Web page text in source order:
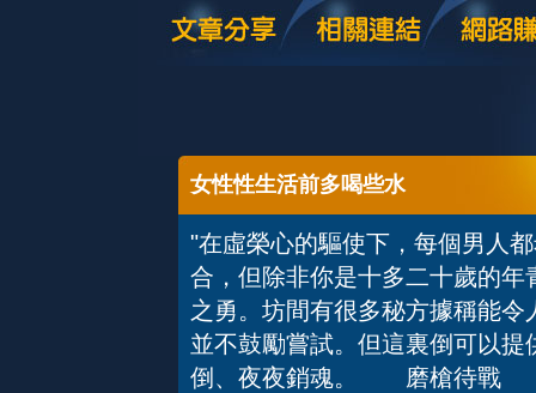
女性性生活前多喝些水
"在虛榮心的驅使下，每個男人
合，但除非你是十多二十歲的
之勇。坊間有很多秘方據稱能
並不鼓勵嘗試。但這裏倒可以
倒、夜夜銷魂。 磨槍待戰